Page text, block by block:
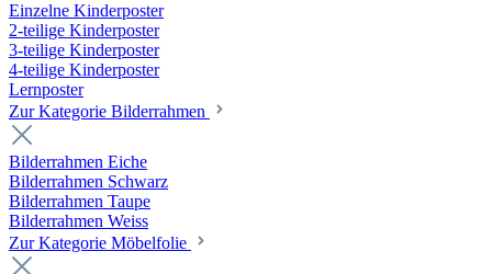
Einzelne Kinderposter
2-teilige Kinderposter
3-teilige Kinderposter
4-teilige Kinderposter
Lernposter
Zur Kategorie Bilderrahmen
Bilderrahmen Eiche
Bilderrahmen Schwarz
Bilderrahmen Taupe
Bilderrahmen Weiss
Zur Kategorie Möbelfolie